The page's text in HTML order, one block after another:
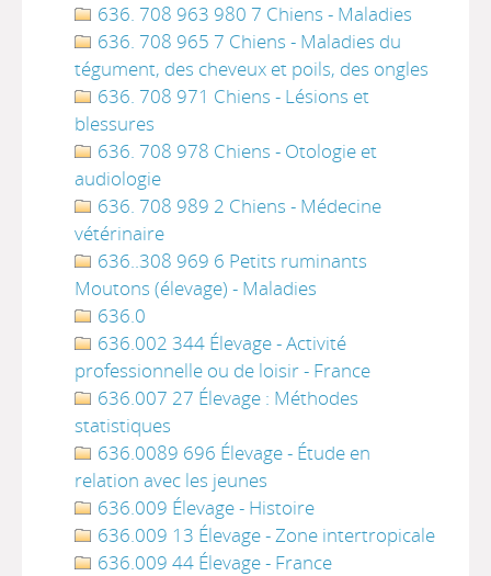
636. 708 963 980 7 Chiens - Maladies
636. 708 965 7 Chiens - Maladies du
tégument, des cheveux et poils, des ongles
636. 708 971 Chiens - Lésions et
blessures
636. 708 978 Chiens - Otologie et
audiologie
636. 708 989 2 Chiens - Médecine
vétérinaire
636..308 969 6 Petits ruminants
Moutons (élevage) - Maladies
636.0
636.002 344 Élevage - Activité
professionnelle ou de loisir - France
636.007 27 Élevage : Méthodes
statistiques
636.0089 696 Élevage - Étude en
relation avec les jeunes
636.009 Élevage - Histoire
636.009 13 Élevage - Zone intertropicale
636.009 44 Élevage - France